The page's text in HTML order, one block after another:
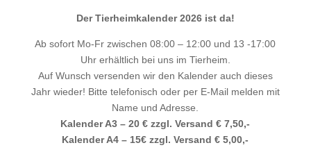
Der Tierheimkalender 2026 ist da!
Ab sofort Mo-Fr zwischen 08:00 – 12:00 und 13 -17:00
Uhr erhältlich bei uns im Tierheim.
Auf Wunsch versenden wir den Kalender auch dieses
Jahr wieder! Bitte telefonisch oder per E-Mail melden mit
Name und Adresse.
Kalender A3 – 20 € zzgl. Versand € 7,50,-
Kalender A4 – 15€ zzgl. Versand € 5,00,-